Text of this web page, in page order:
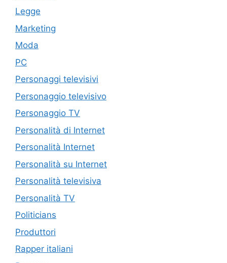
Legge
Marketing
Moda
PC
Personaggi televisivi
Personaggio televisivo
Personaggio TV
Personalità di Internet
Personalità Internet
Personalità su Internet
Personalità televisiva
Personalità TV
Politicians
Produttori
Rapper italiani